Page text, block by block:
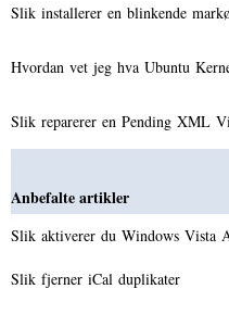
Slik installerer en blinkende
Hvordan vet jeg hva Ubuntu
Slik reparerer en Pending XML
Anbefalte artikler
Slik aktiverer du Windows Vista
Slik fjerner iCal duplikater